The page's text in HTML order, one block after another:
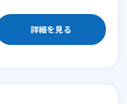
詳細を見る